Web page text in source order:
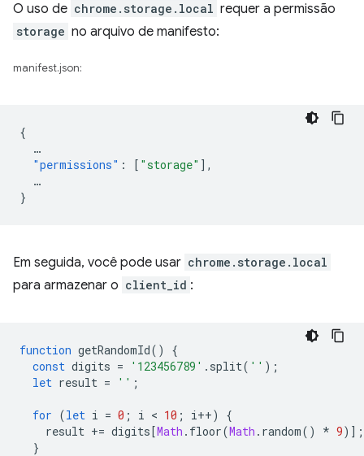
O uso de chrome.storage.local requer a permissão
storage no arquivo de manifesto:
manifest.json:
{
…
"permissions" : [ "storage" ],
…
}
Em seguida, você pode usar chrome.storage.local
para armazenar o client_id :
function getRandomId()
{
const digits = '123456789' . split( '' );
let result = '' ;
for (let i = 0 ; i < 10 ; i++)
{
result += digits[Math . floor(Math . random() * 9)];
}